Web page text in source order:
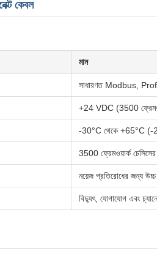
কেবল
মান
সাধারণত Modbus,
+24 VDC (3500
-30°C থেকে +65°C (-
3500 ফ্রেমওয়ার্ক চেসিসের
নয়েজ প্রতিরোধের জন্য
বিদ্যুৎ, যোগাযোগ এবং